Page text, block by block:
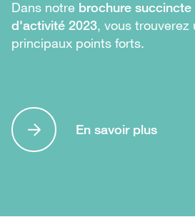
Dans notre brochure
d'activité 2023, vous trouverez
principaux points forts.
En savoir plus